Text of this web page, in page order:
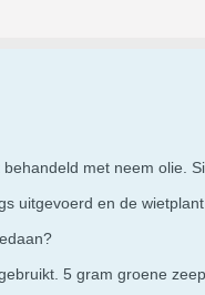
met neem olie.
uitgevoerd en de
5 gram groene